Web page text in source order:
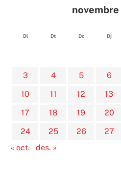
Dl Dt Dc Dj
3
4 5 6
10
11 12 13
17
18 19 20
24
25 26 27
« oct.
des. »